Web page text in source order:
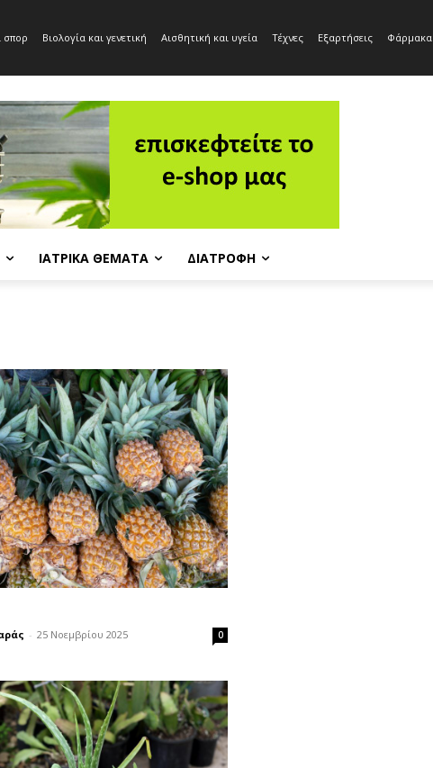
σπορ Βιολογία και γενετική Αισθητική και υγεία Τέχνες Εξαρτήσεις Φάρμακα
ΙΑΤΡΙΚΆ ΘΈΜΑΤΑ ΔΙΑΤΡΟΦΉ
- 25 Νοεμβρίου 2025 0